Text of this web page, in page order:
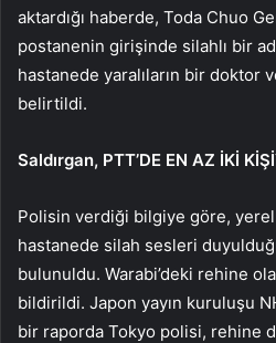
aktardığı haberde, Toda Chuo
postanenin girişinde silahlı bir
hastanede yaralıların bir doktor
belirtildi.
Saldırgan, PTT’DE EN AZ İKİ
Polisin verdiği bilgiye göre, yerel
hastanede silah sesleri
bulunuldu. Warabi’deki rehine
bildirildi. Japon yayın kuruluşu
bir raporda Tokyo polisi, rehine